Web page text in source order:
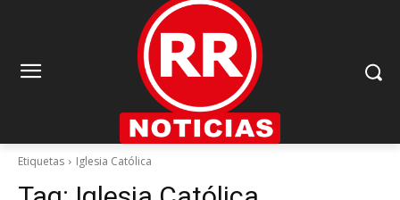
Etiquetas Iglesia Católica